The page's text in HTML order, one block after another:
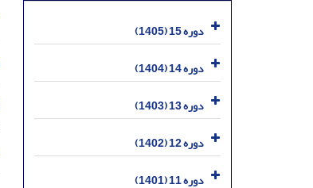
دوره 15 (1405)
دوره 14 (1404)
دوره 13 (1403)
دوره 12 (1402)
دوره 11 (1401)